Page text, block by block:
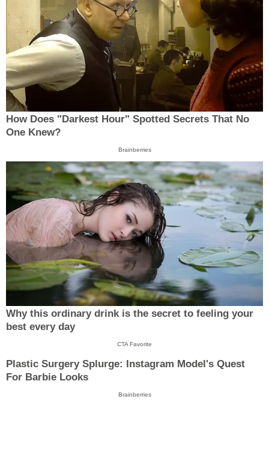
How Does "Darkest Hour" Spotted Secrets That No
One Knew?
Brainberries
Why this ordinary drink is the secret to feeling your
best every day
CTA Favorite
Plastic Surgery Splurge: Instagram Model's Quest
For Barbie Looks
Brainberries